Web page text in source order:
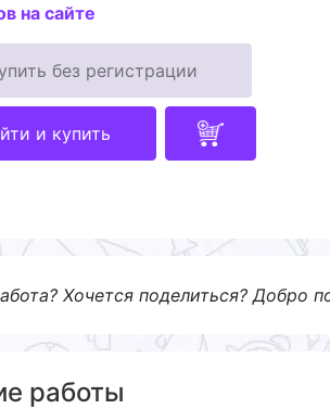
на сайте
без регистрации
и купить
Хочется поделиться? Добро
работы